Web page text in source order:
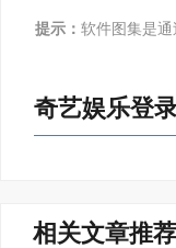
索功能让您阅读
提示： 软件图集是
奇艺娱乐登
相关文章推荐